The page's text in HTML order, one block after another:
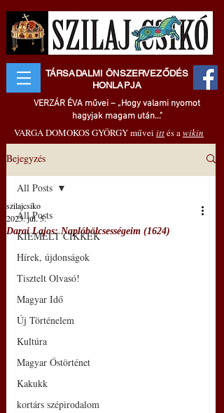
TÁRSADALMI ÖNSZERVEZŐDÉS
HONLAPJA
VERZÁR ÉVA művei – „Hogy valami nyomot
hagyjak magam után..."
VARGA DOMOKOS GYÖRGY művei ittés awikin
Bejegyzés
All Posts
KIEMELT CIKKEK
Hírek, újdonságok
Tisztelt Olvasó!
Magyar Idő
Új Történelem
Kultúra
Magyar Őstörténet
Kakukk
kortárs szépirodalom
All Posts
Darai Lajos: Naplóbölcsességeim (1624)
szilajcsiko
2025. júl. 5.